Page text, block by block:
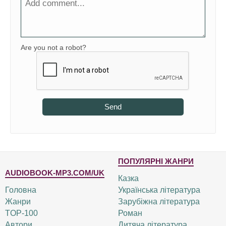
Are you not a robot?
Send
AUDIOBOOK-MP3.COM/UK
Головна
Жанри
TOP-100
ПОПУЛЯРНІ ЖАНРИ
Казка
Українська література
Зарубіжна література
Роман